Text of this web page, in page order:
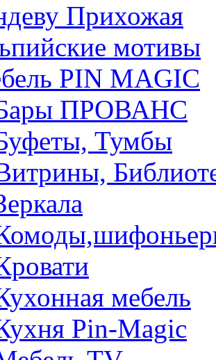
Прихожая
мотивы
PIN MAGIС
ПРОВАНС
Тумбы
мебель
Pin-Magic